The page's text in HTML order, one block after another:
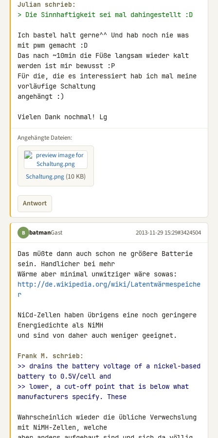
Julian schrieb:
> Die Sinnhaftigkeit sei mal dahingestellt :D
Ich bastel halt gerne^^ Und hab noch nie was
mit pwm gemacht :D
Das nach ~10min die Füße langsam wieder kalt
werden ist mir bewusst :P
Für die, die es interessiert hab ich mal meine
vorläufige Schaltung
angehängt :)
Vielen Dank nochmal! Lg
Angehängte Dateien:
Schaltung.png (10 KB)
Antwort
B batmanGast 2013-11-29 15:29#3424504
Das müßte dann auch schon ne größere Batterie
sein. Handlicher bei mehr
http://de.wikipedia.org/wiki/Latentwärmespeiche
r
NiCd-Zellen haben übrigens eine noch geringere
Energiedichte als NiMH
und sind von daher auch weniger geeignet.
Frank M. schrieb:
>> drains the battery voltage of a nickel-based
battery to 0.5V/cell and
>> lower, a cut-off point that is below what
manufacturers specify. These
Wahrscheinlich wieder die übliche Verwechslung
mit NiMH-Zellen, welche